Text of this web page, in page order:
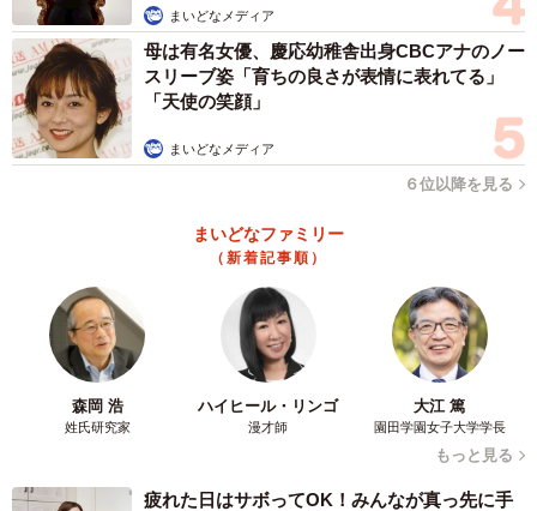
してきた保護猫が2匹いる。また夫の猫アレルギーもあり、
これ以上自宅の猫を増やすことは難しい。ましてや、この
地に引っ越してまだ間がないため、地域の信頼できる保護
団体も知らなかった。問題は山積みだった。
だが、一生懸命食べているこの子の姿を見ると「このや
せ細って弱った体では、本格的な猛暑となるこれからの気
候に耐えられないだろう」と思い、奥さんは保護する決意
を伝え、夫も了承した。
猫のキャリーバッグもなく、素手で抱えて保護を試み
た。猫は弱っているため力がなく、あっさり保護ができ
た。そのまま車で病院へ連れて行くと、獣医師から「脱水
症状も出てるし、ノミに血を吸われていて、とても危ない
状態」と知らされた。体重は成猫にもかかわらず、わずか
まいどなメディア
母は有名女優、慶応幼稚舎出身CBCアナのノー
スリーブ姿「育ちの良さが表情に表れてる」
「天使の笑顔」
まいどなメディア
６位以降を見る
まいどなファミリー
（新着記事順）
森岡 浩
姓氏研究家
ハイヒール・リンゴ
漫才師
大江 篤
園田学園女子大学学長
もっと見る
疲れた日はサボってOK！みんなが真っ先に手